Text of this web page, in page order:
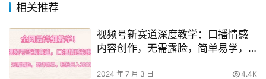
相关推荐
视频号新赛道深度教学：口播情感
内容创作，无需露脸，简单易学，
2024 年 7 月 3 日 4.4K